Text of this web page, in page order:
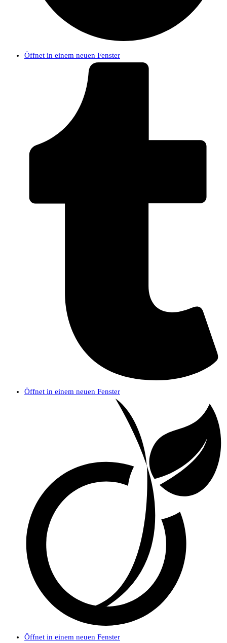
Öffnet in einem neuen Fenster
Öffnet in einem neuen Fenster
Öffnet in einem neuen Fenster